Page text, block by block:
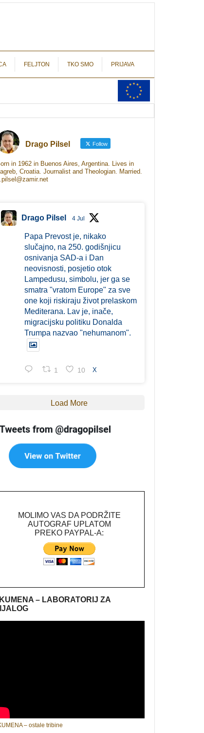
FELJTON TKO SMO PRIJAVA
Drago Pilsel Follow
in 1962 in Buenos Aires, Argentina. Lives in
Croatia. Journalist and Theologian. Married.
Drago Pilsel 4 Jul
Papa Prevost je, nikako
slučajno, na 250. godišnjicu
osnivanja SAD-a i Dan
neovisnosti, posjetio otok
Lampedusu, simbolu, jer ga se
smatra "vratom Europe" za sve
one koji riskiraju život prelaskom
Mediterana. Lav je, inače,
migracijsku politiku Donalda
Trumpa nazvao "nehumanom".
1 10 X
Load More
MOLIMO VAS DA PODRŽITE
AUTOGRAF UPLATOM
PREKO PAYPAL-A:
– LABORATORIJ ZA
– ostale tribine